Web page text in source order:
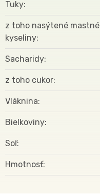
Tuky
z toho nasýtené mastné
kyseliny
Sacharidy
z toho cukor
Vláknina
Bielkoviny
Soľ
Hmotnosť